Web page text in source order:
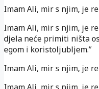
Imam Ali, mir s njim, je
Imam Ali, mir s njim, je
djela neće primiti ništa
egom i koristoljubljem.”
Imam Ali, mir s njim, je